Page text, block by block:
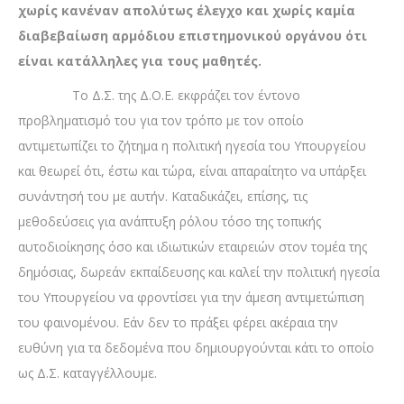
χωρίς κανέναν απολύτως έλεγχο και χωρίς καμία
διαβεβαίωση αρμόδιου επιστημονικού οργάνου ότι
είναι κατάλληλες για τους μαθητές.
Το Δ.Σ. της Δ.Ο.Ε. εκφράζει τον έντονο
προβληματισμό του για τον τρόπο με τον οποίο
αντιμετωπίζει το ζήτημα η πολιτική ηγεσία του Υπουργείου
και θεωρεί ότι, έστω και τώρα, είναι απαραίτητο να υπάρξει
συνάντησή του με αυτήν. Καταδικάζει, επίσης, τις
μεθοδεύσεις για ανάπτυξη ρόλου τόσο της τοπικής
αυτοδιοίκησης όσο και ιδιωτικών εταιρειών στον τομέα της
δημόσιας, δωρεάν εκπαίδευσης και καλεί την πολιτική ηγεσία
του Υπουργείου να φροντίσει για την άμεση αντιμετώπιση
του φαινομένου. Εάν δεν το πράξει φέρει ακέραια την
ευθύνη για τα δεδομένα που δημιουργούνται κάτι το οποίο
ως Δ.Σ. καταγγέλλουμε.